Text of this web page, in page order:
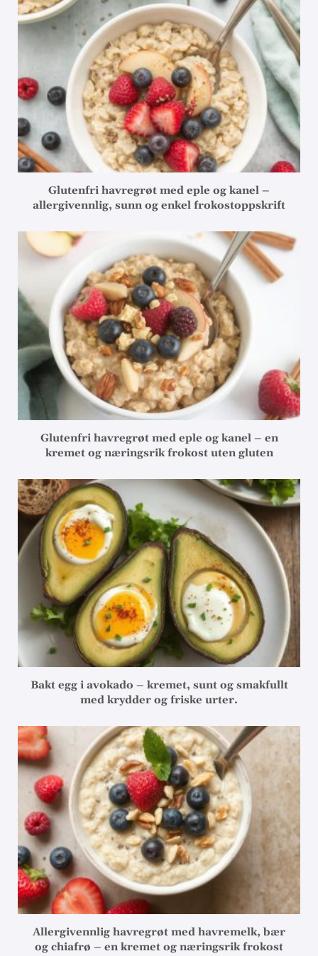
Glutenfri havregrøt med eple og kanel –
allergivennlig, sunn og enkel frokostoppskrift
Glutenfri havregrøt med eple og kanel – en
kremet og næringsrik frokost uten gluten
Bakt egg i avokado – kremet, sunt og smakfullt
med krydder og friske urter.
Allergivennlig havregrøt med havremelk, bær
og chiafrø – en kremet og næringsrik frokost